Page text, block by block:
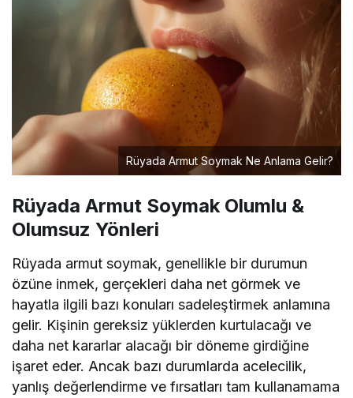
Rüyada Armut Soymak Ne Anlama Gelir?
Rüyada Armut Soymak Olumlu &
Olumsuz Yönleri
Rüyada armut soymak, genellikle bir durumun
özüne inmek, gerçekleri daha net görmek ve
hayatla ilgili bazı konuları sadeleştirmek anlamına
gelir. Kişinin gereksiz yüklerden kurtulacağı ve
daha net kararlar alacağı bir döneme girdiğine
işaret eder. Ancak bazı durumlarda acelecilik,
yanlış değerlendirme ve fırsatları tam kullanamama